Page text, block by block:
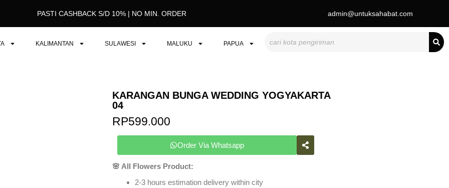
PASTI CASHBACK S/D 10% | NO MIN. ORDER admin@untuksahabat.com
KALIMANTAN SULAWESI MALUKU PAPUA
KARANGAN BUNGA WEDDING YOGYAKARTA
04
RP599.000
Order Via Whatsapp
🌸 All Flowers Product:
2-3 hours estimation delivery within city